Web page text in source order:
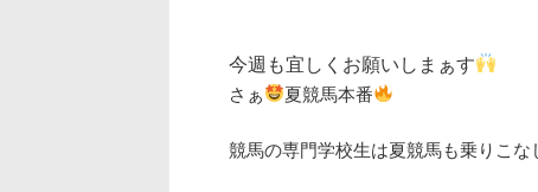
今週も宜しくお願いしまぁす
さぁ 夏競馬本番
競馬の専門学校生は夏競馬も乗りこな